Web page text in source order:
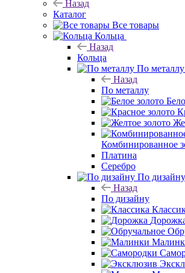
Назад
Каталог
Все товары
Кольца
Назад
Кольца
По металлу
Назад
По металлу
Комбинированное
Платина
Серебро
По дизайну
Назад
По дизайну